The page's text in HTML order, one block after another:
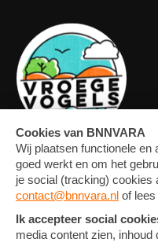
OVERZICHT
ARTIKELEN